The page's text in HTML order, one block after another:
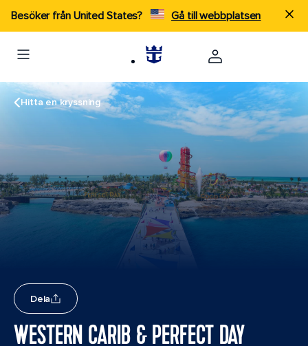
Besöker från United States? Gå till webbplatsen
Hitta en kryssning
Dela
WESTERN CARIB & PERFECT DAY